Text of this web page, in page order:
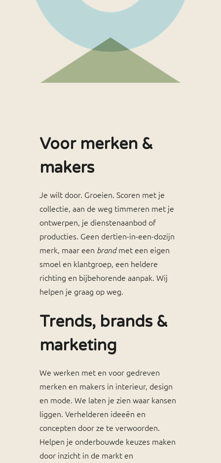
Voor merken &
makers
Je wilt door. Groeien. Scoren met je
collectie, aan de weg timmeren met je
ontwerpen, je dienstenaanbod of
producties. Geen dertien-in-een-dozijn
merk, maar een brand met een eigen
smoel en klantgroep, een heldere
richting en bijbehorende aanpak. Wij
helpen je graag op weg.
Trends, brands &
marketing
We werken met en voor gedreven
merken en makers in interieur, design
en mode. We laten je zien waar kansen
liggen. Verhelderen ideeën en
concepten door ze te verwoorden.
Helpen je onderbouwde keuzes maken
door inzicht in de markt en